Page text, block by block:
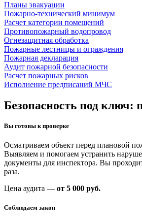
Планы эвакуации
Пожарно-технический минимум
Расчет категории помещений
Противопожарный водопровод
Огнезащитная обработка
Пожарные лестницы и ограждения
Пожарная декларация
Аудит пожарной безопасности
Расчет пожарных рисков
Исполнение предписаний МЧС
Безопасность под ключ:
Вы готовы к проверке
Осматриваем объект перед плановой
Выявляем и помогаем устранить
документы для инспектора. Вы
раза.
Цена аудита — от 5 000 руб.
Соблюдаем закон